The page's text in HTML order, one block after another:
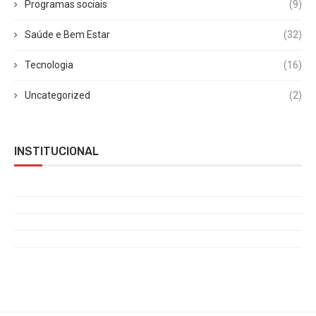
Programas sociais (9)
Saúde e Bem Estar (32)
Tecnologia (16)
Uncategorized (2)
INSTITUCIONAL